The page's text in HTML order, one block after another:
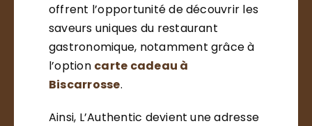
offrent l’opportunité de découvrir les
saveurs uniques du restaurant
gastronomique, notamment grâce à
l’option carte cadeau à
Biscarrosse.
Ainsi, L’Authentic devient une adresse